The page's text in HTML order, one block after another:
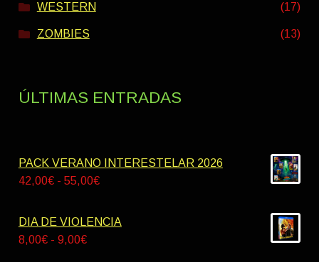
WESTERN (17)
ZOMBIES (13)
ÚLTIMAS ENTRADAS
PACK VERANO INTERESTELAR 2026
42,00€ - 55,00€Rango
precios:
DIA DE VIOLENCIA
8,00€ - 9,00€Rango